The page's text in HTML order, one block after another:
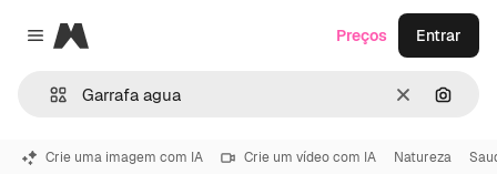
Close menu
Magnific
Limpar
Preços Entrar
Crie uma imagem com IA Crie um vídeo com IA Natureza